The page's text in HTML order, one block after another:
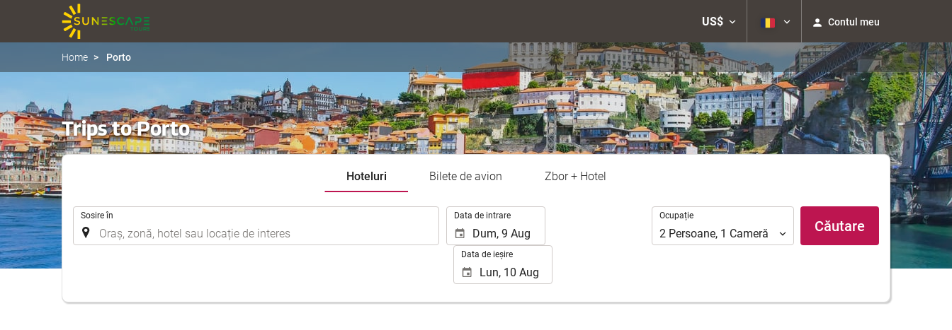
US$ Contul meu
Home Porto
Trips to Porto
Hoteluri Bilete de avion Zbor + Hotel
Sosire în Data de intrare
Data de ieșire
Ocupație
Ocupație
2 Persoane, 1 Cameră Căutare